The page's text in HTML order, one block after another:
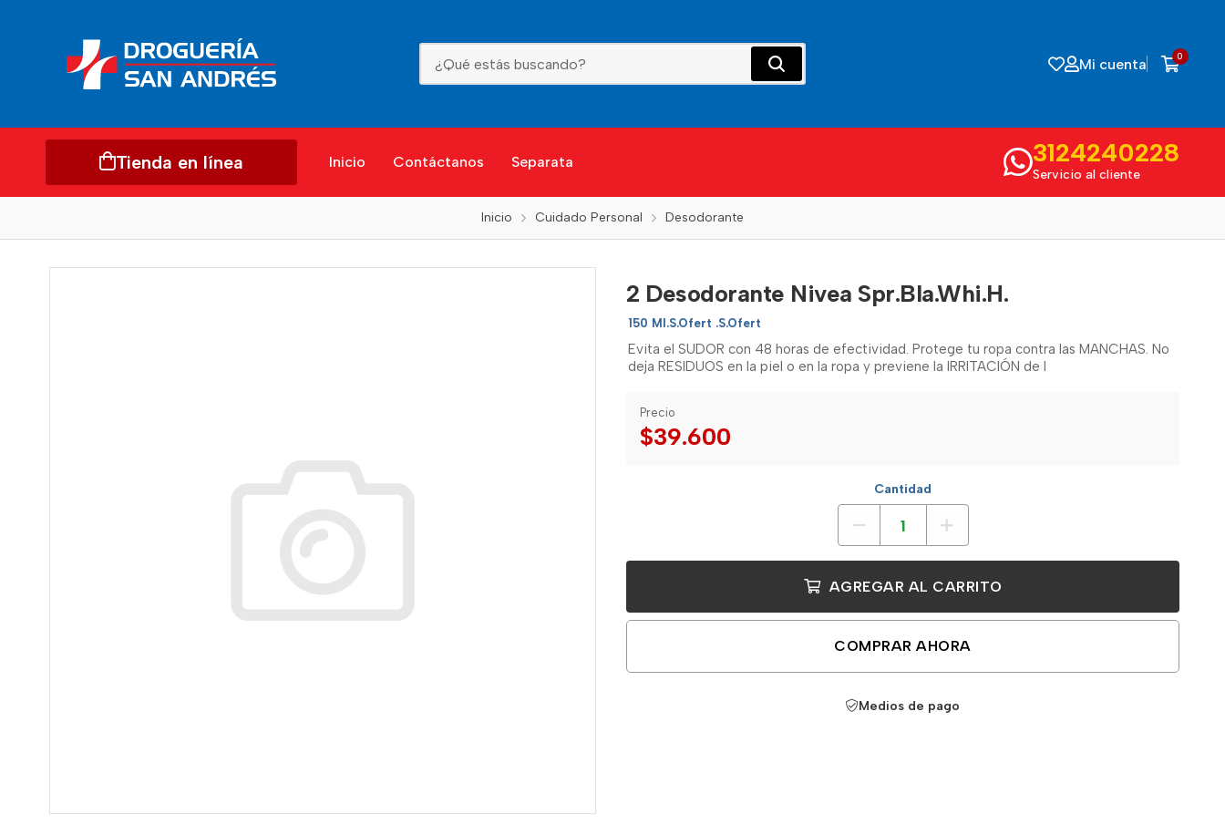
Mi cuenta 0
Tienda en línea Inicio Contáctanos Separata 3124240228
Servicio al cliente
Inicio Cuidado Personal Desodorante
2 Desodorante Nivea Spr.Bla.Whi.H.
150 Ml.S.Ofert .S.Ofert
Evita el SUDOR con 48 horas de efectividad. Protege tu ropa contra las MANCHAS. No
deja RESIDUOS en la piel o en la ropa y previene la IRRITACIÓN de l
Precio
$39.600
Cantidad
AGREGAR AL CARRITO
COMPRAR AHORA
Medios de pago